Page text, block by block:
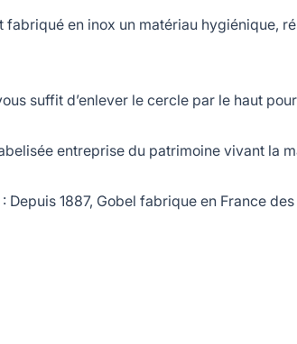
fabriqué en inox un matériau
suffit d’enlever le cercle par le haut
entreprise du patrimoine vivant
: Depuis 1887, Gobel fabrique en France